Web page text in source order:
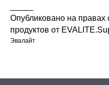
Опубликовано на правах
продуктов от
Эвалайт